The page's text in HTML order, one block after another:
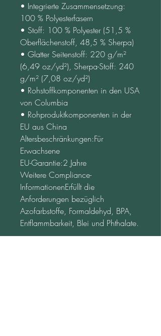
• Integrierte Zusammensetzung:
100 % Polyesterfasern
• Stoff: 100 % Polyester (51,5 %
Oberflächenstoff, 48,5 % Sherpa)
• Glatter Seitenstoff: 220 g/m²
(6,49 oz/yd²), Sherpa-Stoff: 240
g/m² (7,08 oz/yd²)
• Rohstoffkomponenten in den USA
von Columbia
• Rohproduktkomponenten in der
EU aus China
Altersbeschränkungen:Für
Erwachsene
EU-Garantie:2 Jahre
Weitere Compliance-
InformationenErfüllt die
Anforderungen bezüglich
Azofarbstoffe, Formaldehyd, BPA,
Entflammbarkeit, Blei und Phthalate.